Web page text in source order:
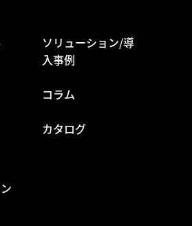
ソリューション/導
入事例
コラム
カタログ